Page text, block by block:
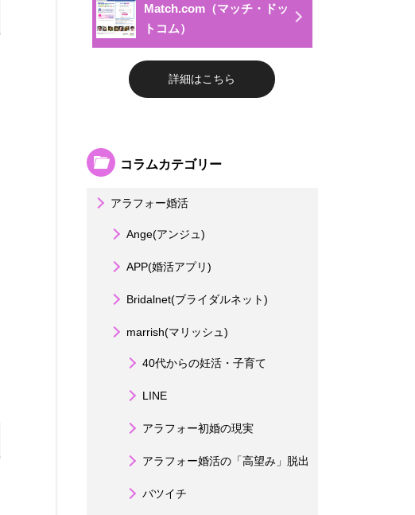
Match.com（マッチ・ドッ
トコム）
詳細はこちら
コラムカテゴリー
アラフォー婚活
Ange(アンジュ)
APP(婚活アプリ)
Bridalnet(ブライダルネット)
marrish(マリッシュ)
40代からの妊活・子育て
LINE
アラフォー初婚の現実
アラフォー婚活の「高望み」脱出
バツイチ